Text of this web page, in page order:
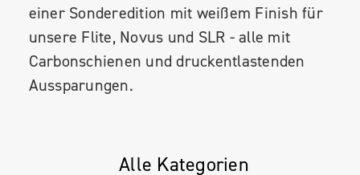
einer Sonderedition mit weißem Finish für
unsere Flite, Novus und SLR - alle mit
Carbonschienen und druckentlastenden
Aussparungen.
Alle Kategorien